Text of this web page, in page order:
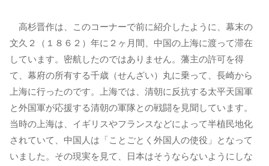
高杉晋作は、このコーナーで前に紹介したように、幕末の
文久２（１８６２）年に２ヶ月間、中国の上海に渡って滞在
しています。密航したのではありません。藩主の許可を得
て、幕府の所有する千歳（せんざい）丸に乗って、長崎から
上海に行ったのです。上海では、清朝に反抗する太平天国軍
と外国軍が応援する清朝の軍隊との戦闘を見聞しています。
当時の上海は、イギリスやフランスなどによって半植民地化
されていて、中国人は「ことごとく外国人の使役」となって
いました。その現実を見て、日本はそうならないようにしな